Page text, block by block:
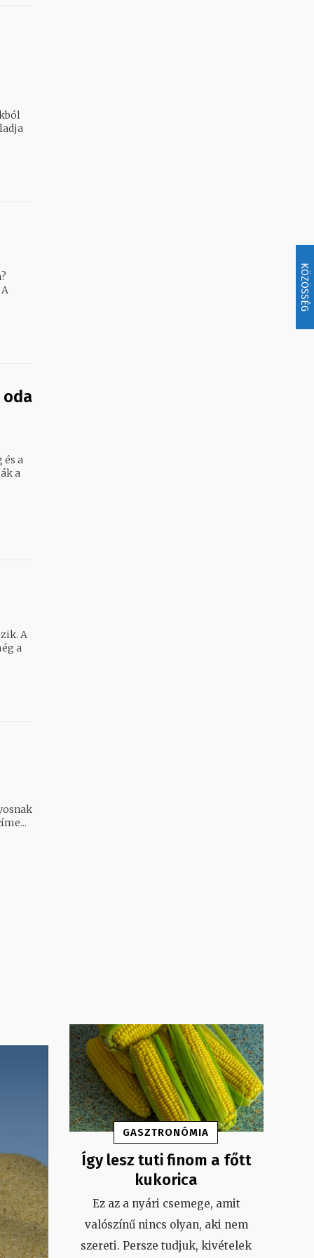
KÖZÖSSÉG
a
a
A
a
GASZTRONÓMIA
Így lesz tuti finom a főtt
kukorica
Ez az a nyári csemege, amit
valószínű nincs olyan, aki nem
szereti. Persze tudjuk, kivételek